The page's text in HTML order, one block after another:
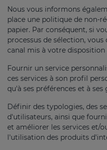
Nous vous informons
place une politique de non-
papier. Par conséquent, si
processus de sélection,
canal mis à votre disposition
Fournir un service
ces services à son profil
qu'à ses préférences et à ses
Définir des typologies, des
d'utilisateurs, ainsi que
et améliorer les services et/
l'utilisation des produits